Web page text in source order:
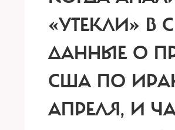
«УТЕКЛИ»
ДАННЫЕ О
США ПО
АПРЕЛЯ, И